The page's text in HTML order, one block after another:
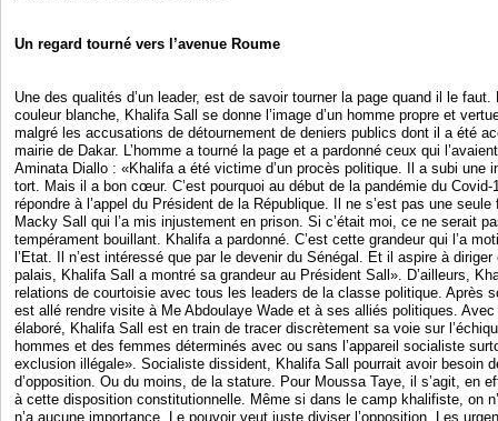
Un regard tourné vers l’avenue Roume
Une des qualités d’un leader, est de savoir tourner la page quand il le
couleur blanche, Khalifa Sall se donne l’image d’un homme propre et
malgré les accusations de détournement de deniers publics dont il a été
mairie de Dakar. L’homme a tourné la page et a pardonné ceux qui
Aminata Diallo : «Khalifa a été victime d’un procès politique. Il a subi une
tort. Mais il a bon cœur. C’est pourquoi au début de la pandémie du
répondre à l’appel du Président de la République. Il ne s’est pas une
Macky Sall qui l’a mis injustement en prison. Si c’était moi, ce ne serait
tempérament bouillant. Khalifa a pardonné. C’est cette grandeur qui l’a
l’Etat. Il n’est intéressé que par le devenir du Sénégal. Et il aspire à
palais, Khalifa Sall a montré sa grandeur au Président Sall». D’ailleurs,
relations de courtoisie avec tous les leaders de la classe politique. Après
est allé rendre visite à Me Abdoulaye Wade et à ses alliés politiques.
élaboré, Khalifa Sall est en train de tracer discrètement sa voie sur
hommes et des femmes déterminés avec ou sans l’appareil socialiste
exclusion illégale». Socialiste dissident, Khalifa Sall pourrait avoir besoin
d’opposition. Ou du moins, de la stature. Pour Moussa Taye, il s’agit, en
à cette disposition constitutionnelle. Même si dans le camp khalifiste, on
n’a aucune importance. Le pouvoir veut juste diviser l’opposition. Les